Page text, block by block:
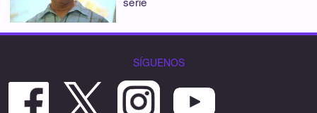
SÍGUENOS